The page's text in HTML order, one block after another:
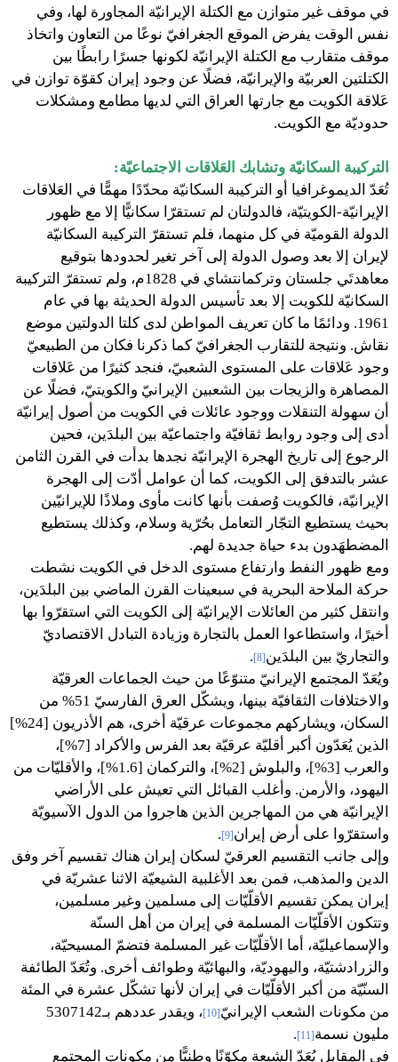
في موقف غير متوازن مع الكتلة الإيرانيّة المجاورة لها، وفي
نفس الوقت يفرض الموقع الجغرافيّ نوعًا من التعاون واتخاذ
موقف متقارب مع الكتلة الإيرانيّة لكونها جسرًا رابطًا بين
الكتلتين العربيّة والإيرانيّة، فضلًا عن وجود إيران كقوّة توازن في
عَلاقة الكويت مع جارتها العراق التي لديها مطامع ومشكلات
حدوديّة مع الكويت.
التركيبة السكانيّة وتشابك العَلاقات الاجتماعيّة:
تُعَدّ الديموغرافيا أو التركيبة السكانيّة محدّدًا مهمًّا في العَلاقات
الإيرانيّة-الكويتيّة، فالدولتان لم تستقرّا سكانيًّا إلا مع ظهور
الدولة القوميّة في كل منهما، فلم تستقرّ التركيبة السكانيّة
لإيران إلا بعد وصول الدولة إلى آخر تغير لحدودها بتوقيع
معاهدتَي جلستان وتركمانتشاي في 1828م، ولم تستقرّ التركيبة
السكانيّة للكويت إلا بعد تأسيس الدولة الحديثة بها في عام
1961. ودائمًا ما كان تعريف المواطن لدى كلتا الدولتين موضع
نقاش. ونتيجة للتقارب الجغرافيّ كما ذكرنا فكان من الطبيعيّ
وجود عَلاقات على المستوى الشعبيّ، فنجد كثيرًا من عَلاقات
المصاهرة والزيجات بين الشعبين الإيرانيّ والكويتيّ، فضلًا عن
أن سهولة التنقلات ووجود عائلات في الكويت من أصول إيرانيّة
أدى إلى وجود روابط ثقافيّة واجتماعيّة بين البلدَين، فحين
الرجوع إلى تاريخ الهجرة الإيرانيّة نجدها بدأت في القرن الثامن
عشر بالتدفق إلى الكويت، كما أن عوامل أدّت إلى الهجرة
الإيرانيّة، فالكويت وُصفت بأنها كانت مأوى وملاذًا للإيرانيّين
بحيث يستطيع التجّار التعامل بحُرّية وسلام، وكذلك يستطيع
المضطهَدون بدء حياة جديدة لهم.
ومع ظهور النفط وارتفاع مستوى الدخل في الكويت نشطت
حركة الملاحة البحرية في سبعينات القرن الماضي بين البلدَين،
وانتقل كثير من العائلات الإيرانيّة إلى الكويت التي استقرّوا بها
أخيرًا، واستطاعوا العمل بالتجارة وزيادة التبادل الاقتصاديّ
والتجاريّ بين البلدَين [8]
.
ويُعَدّ المجتمع الإيرانيّ متنوّعًا من حيث الجماعات العرقيّة
والاختلافات الثقافيّة بينها، ويشكّل العرق الفارسيّ 51% من
السكان، ويشاركهم مجموعات عرقيّة أخرى، هم الأذريون [24%]
الذين يُعَدّون أكبر أقليّة عرقيّة بعد الفرس والأكراد [7%]،
والعرب [3%]، والبلوش [2%]، والتركمان [1.6%]، والأقليّات من
اليهود، والأرمن. وأغلب القبائل التي تعيش على الأراضي
الإيرانيّة هي من المهاجرين الذين هاجروا من الدول الآسيويّة
واستقرّوا على أرض إيران [9]
.
وإلى جانب التقسيم العرقيّ لسكان إيران هناك تقسيم آخر وفق
الدين والمذهب، فمن بعد الأغلبية الشيعيّة الاثنا عشريّة في
إيران يمكن تقسيم الأقلّيّات إلى مسلمين وغير مسلمين،
وتتكون الأقلّيّات المسلمة في إيران من أهل السنّة
والإسماعيليّة، أما الأقلّيّات غير المسلمة فتضمّ المسيحيّة،
والزرادشتيّة، واليهوديّة، والبهائيّة وطوائف أخرى. وتُعَدّ الطائفة
السنّيّة من أكبر الأقلّيّات في إيران لأنها تشكّل عشرة في المئة
من مكونات الشعب الإيرانيّ [10]
، ويقدر عددهم بـ5307142
مليون نسمة [11]
.
في المقابل يُعَدّ الشيعة مكوّنًا وطنيًّا من مكونات المجتمع